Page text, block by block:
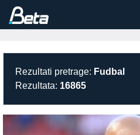
Rezultati pretrage: Fudbal
Rezultata: 16865